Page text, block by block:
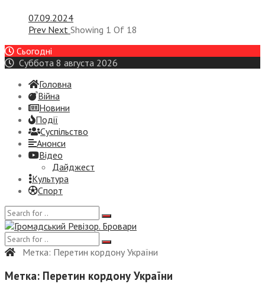
07.09.2024
Prev Next Showing 1 Of 18
Сьогодні
Суббота 8 августа 2026
Головна
Війна
Новини
Події
Суспiльство
Анонси
Відео
Дайджест
Культура
Спорт
Метка: Перетин кордону України
Метка: Перетин кордону України